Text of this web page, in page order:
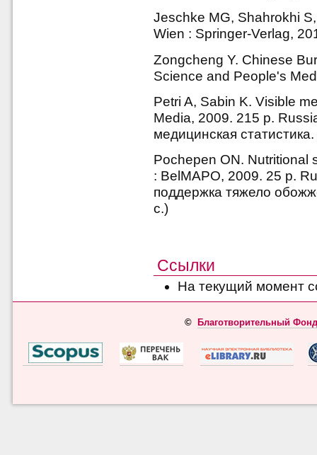
Jeschke MG, Shahrokhi
Wien : Springer-Verlag,
Zongcheng Y. Chinese
Science and People's
Petri A, Sabin K. Visible
Media, 2009. 215 p.
медицинская
Pochepen ON. Nutritional
: BelMAPO, 2009. 25 p.
поддержка тяжело
c.)
Ссылки
На текущий момент
© Благотворительный